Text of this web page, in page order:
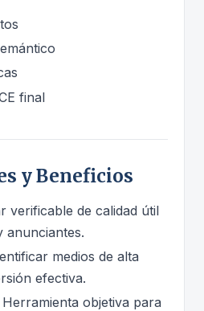
final
y Beneficios
verificable de calidad útil
anunciantes.
medios de alta
efectiva.
Herramienta objetiva para